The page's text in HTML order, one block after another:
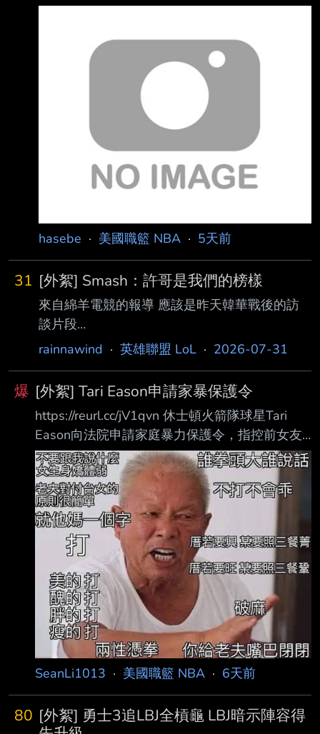
我承認。但他不
https://reurl.cc/3yoyQV 鵜鶘尋求Mathurin是否
Mathurin 無法解決鵜鶘任何問題 NBA 內幕記者
Jake Fischer 週一報導： 鵜鶘對 Mathurin 表現
出興趣， 且鵜鶘與這名 RFA 球員陣營近期已談
過。 這並非鵜鶘第一次與 Mat
hasebe · 美國職籃 NBA · 5天前
31 [外絮] Smash：許哥是我們的榜樣
來自綿羊電競的報導 應該是昨天韓華戰後的訪
談片段
https://x.com/Sheep_Esports/status/20828991
https://x.com/Sheep_Esports/status/20828133
97024821735 DK Smash 已被票選為對戰 HLE
的比賽 MVP ！ 這位 20 歲的 ADC 以世界級的
表現操作尤娜菈，確保系列賽的勝利！ Smash
讚揚 ShowMaker 為 Dplus KIA 的榜樣： 「我
覺得我們四個選手年齡差不多，但
rainnawind · 英雄聯盟 LoL · 2026-07-31
爆 [外絮] Tari Eason申請家暴保護令
https://reurl.cc/jV1qvn 休士頓火箭隊球星Tari
Eason向法院申請家庭暴力保護令，指控前女友
毆打他，並用漂白 水毀壞他的名牌服飾。 根據
TMZ 取得的法院文件，Eason於週四提出申請，
要求法院對 32 歲的Marilyn Maritz a Melo
Rodriguez發出保護令。他在文件中表示，對方
是他「曾經交往過的人」。 Eason聲稱，Marilyn
的一名朋友曾打電話給他，表示她會「打斷我的
雙腿」並且「殺了我 」。他表示，這些威脅讓他
擔心自己的人身安全。 這位 NBA
SeanLi1013 · 美國職籃 NBA · 6天前
80 [外絮] 勇士3追LBJ全槓龜 LBJ暗示陣容得